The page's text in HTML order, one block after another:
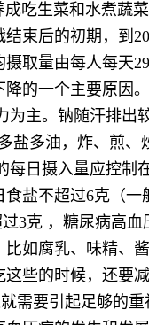
生菜和水煮蔬菜
束后的初期，到
取量由每人每天
的一个主要原因。
。钠随汗排出
盐多油，炸、煎、
每日摄入量应控制
盐不超过6克（
3克 ，糖尿病高
如腐乳、味精、
这些的时候，还要
要引起足够的重